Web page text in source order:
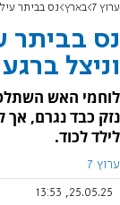
ערוץ 7 בארץ נס בביתר
נס בביתר
וניצל
לוחמי האש
נזק כבד נגרם,
לילד לכוד.
ערוץ 7
25.05.25, 13:53